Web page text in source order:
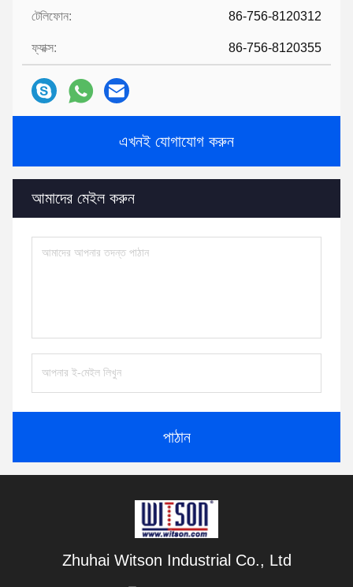
টেলিফোন: 86-756-8120312
ফ্যাক্স: 86-756-8120355
এখনই যোগাযোগ করুন
আমাদের মেইল ​​করুন
পাঠান
Zhuhai Witson Industrial Co., Ltd